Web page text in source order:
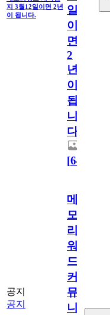
지 3월12일이면 2년
이 됩니다.
일
이
면
2
년
이
됩
니
다.
[64
공지
공지
메
모
리
워
드
커
뮤
니